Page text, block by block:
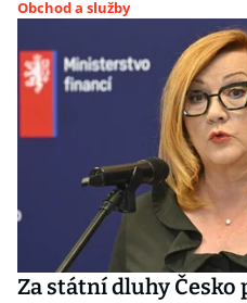
Obchod a služby
Za státní dluhy